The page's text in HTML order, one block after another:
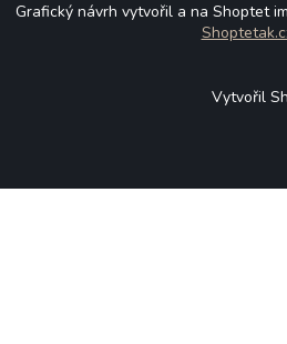
Grafický návrh vytvořil a na Shoptet
Vytvořil